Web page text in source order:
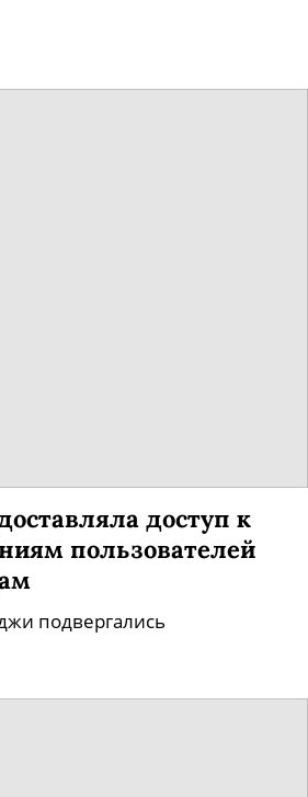
доступ к
пользователей
подвергались